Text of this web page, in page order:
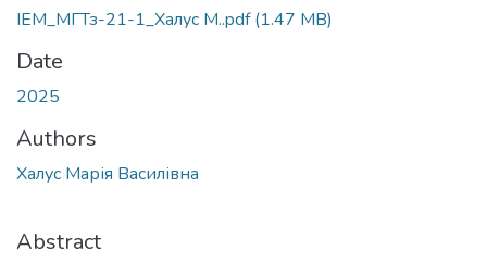
ІЕМ_МГТз-21-1_Халус М..pdf(1.47 MB)
Date
2025
Authors
Халус Марія Василівна
Abstract